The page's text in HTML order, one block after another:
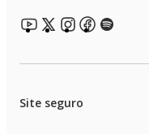
Site seguro